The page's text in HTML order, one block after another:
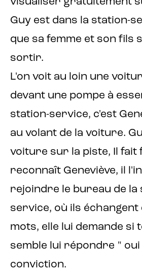
Guy est dans la station-
que sa femme et son fils
sortir.
L'on voit au loin une
devant une pompe à
station-service, c'est
au volant de la voiture.
voiture sur la piste, Il fait
reconnaît Geneviève, il
rejoindre le bureau de la
service, où ils échangent
mots, elle lui demande si
semble lui répondre " oui
conviction.